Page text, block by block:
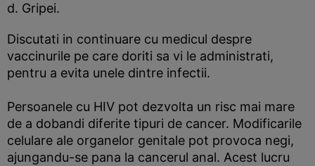
d. Gripei.
Discutati in continuare cu medicul despre
vaccinurile pe care doriti sa vi le administrati,
pentru a evita unele dintre infectii.
Persoanele cu HIV pot dezvolta un risc mai mare
de a dobandi diferite tipuri de cancer. Modificarile
celulare ale organelor genitale pot provoca negi,
ajungandu-se pana la cancerul anal. Acest lucru